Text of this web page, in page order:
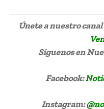
Únete a nuestro
Síguenosen
Facebook:
Instagram: